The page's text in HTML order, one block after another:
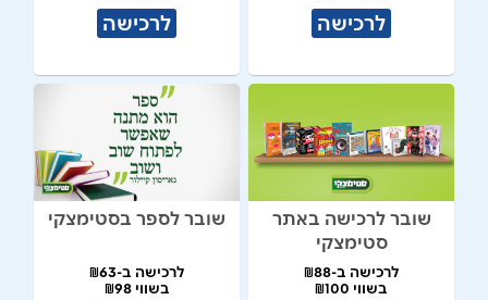
לרכישה לרכישה
שובר לרכישה באתר
סטימצקי
לרכישה ב-₪88
בשווי ₪100
שובר לספר בסטימצקי
לרכישה ב-₪63
בשווי ₪98